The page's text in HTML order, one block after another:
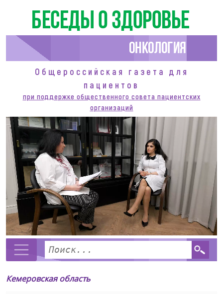
Беседы о здоровье
Онкология
Общероссийская газета для
пациентов
при поддержке общественного совета пациентских
организаций
Кемеровская область